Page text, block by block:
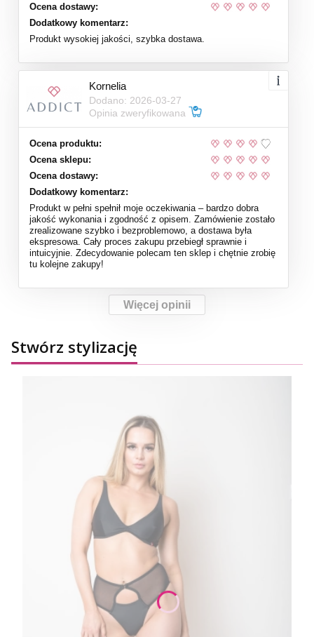
Ocena dostawy:
Dodatkowy komentarz:
Produkt wysokiej jakości, szybka dostawa.
Kornelia
Dodano: 2026-03-27
Opinia zweryfikowana
Ocena produktu:
Ocena sklepu:
Ocena dostawy:
Dodatkowy komentarz:
Produkt w pełni spełnił moje oczekiwania – bardzo dobra
jakość wykonania i zgodność z opisem. Zamówienie zostało
zrealizowane szybko i bezproblemowo, a dostawa była
ekspresowa. Cały proces zakupu przebiegł sprawnie i
intuicyjnie. Zdecydowanie polecam ten sklep i chętnie zrobię
tu kolejne zakupy!
Więcej opinii
Stwórz stylizację